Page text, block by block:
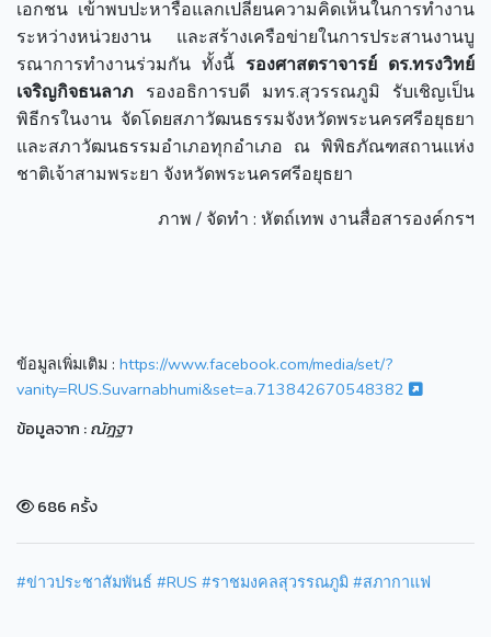
เอกชน เข้าพบปะหารือแลกเปลี่ยนความคิดเห็นในการทำงาน
ระหว่างหน่วยงาน และสร้างเครือข่ายในการประสานงานบู
รณาการทำงานร่วมกัน ทั้งนี้ รองศาสตราจารย์ ดร.ทรงวิทย์
เจริญกิจธนลาภ รองอธิการบดี มทร.สุวรรณภูมิ รับเชิญเป็น
พิธีกรในงาน จัดโดยสภาวัฒนธรรมจังหวัดพระนครศรีอยุธยา
และสภาวัฒนธรรมอำเภอทุกอำเภอ ณ​ พิพิธภัณฑสถานแห่ง
ชาติเจ้าสามพระยา จังหวัดพระนครศรีอยุธยา
ภาพ / จัดทำ : หัตถ์เทพ งานสื่อสารองค์กรฯ
ข้อมูลเพิ่มเติม : https://www.facebook.com/media/set/?
vanity=RUS.Suvarnabhumi&set=a.713842670548382
ข้อมูลจาก :ณัฎฐา
686 ครั้ง
#ข่าวประชาสัมพันธ์ #RUS #ราชมงคลสุวรรณภูมิ #สภากาแฟ